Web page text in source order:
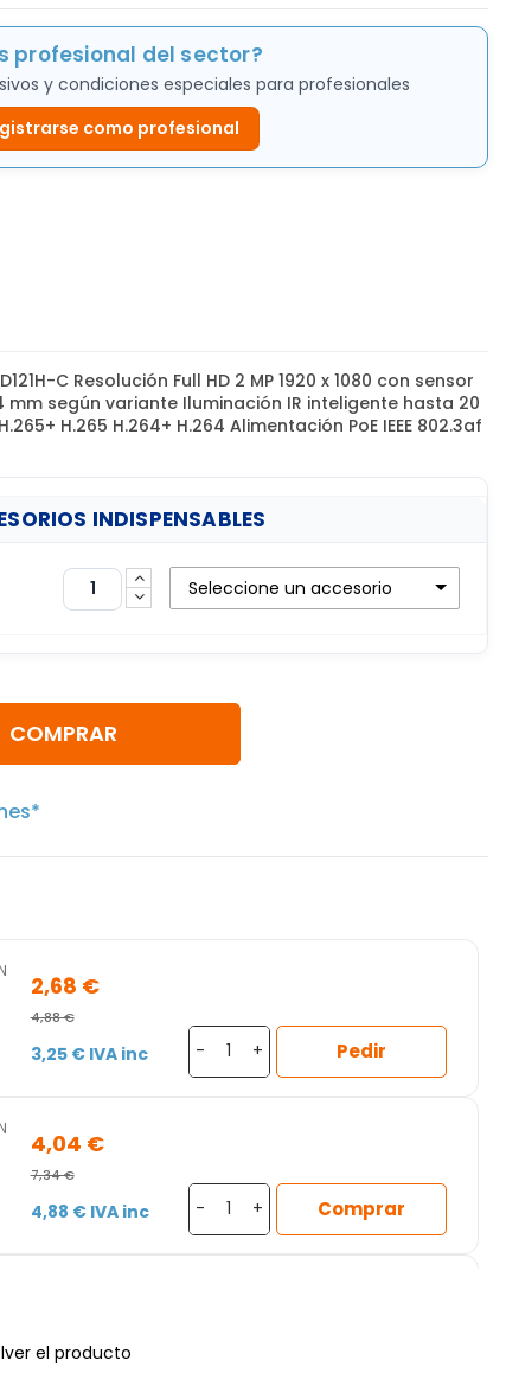
profesional del sector?
y condiciones especiales para profesionales
como profesional
C Resolución Full HD 2 MP 1920 x 1080 con sensor
mm según variante Iluminación IR inteligente hasta 20
H.265 H.264+ H.264 Alimentación PoE IEEE 802.3af
INDISPENSABLES
Seleccione un accesorio
COMPRAR
2,68 €
4,88 €
3,25 € IVA inc - + Pedir
4,04 €
7,34 €
4,88 € IVA inc - + Comprar
6,32 € IVA inc
el producto